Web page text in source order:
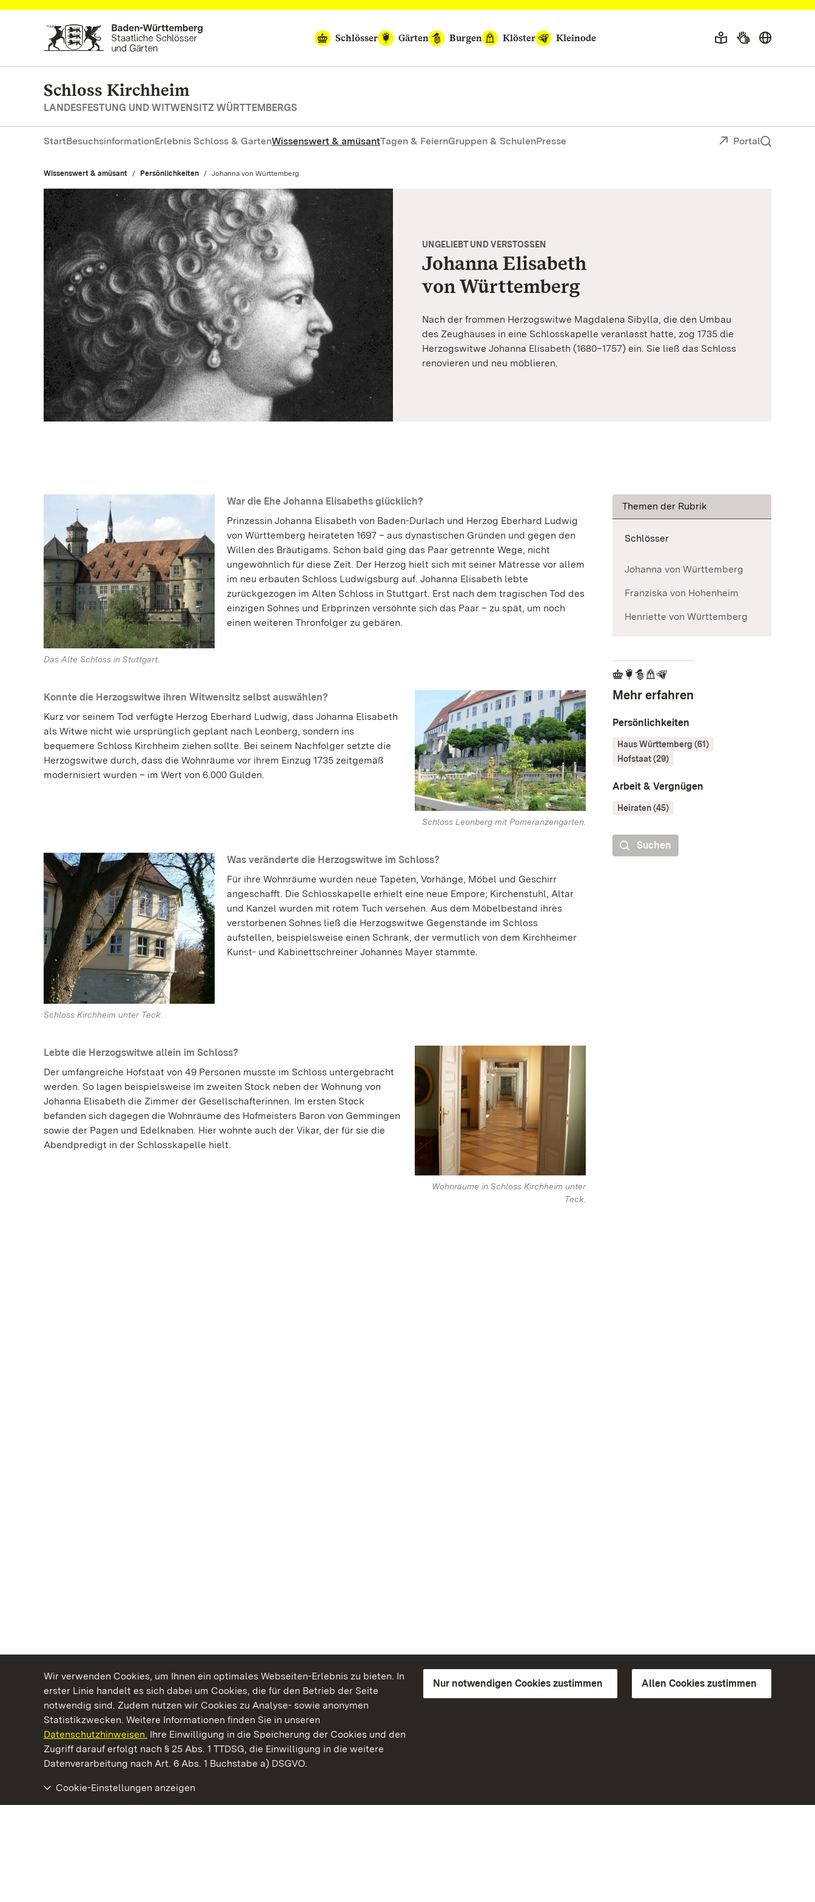
Wir verwenden Cookies, um Ihnen ein optimales Webseiten-Erlebnis zu bieten. In
erster Linie handelt es sich dabei um Cookies, die für den Betrieb der Seite
notwendig sind. Zudem nutzen wir Cookies zu Analyse- sowie anonymen
Statistikzwecken. Weitere Informationen finden Sie in unseren
Datenschutzhinweisen. Ihre Einwilligung in die Speicherung der Cookies und den
Zugriff darauf erfolgt nach § 25 Abs. 1 TTDSG, die Einwilligung in die weitere
Datenverarbeitung nach Art. 6 Abs. 1 Buchstabe a) DSGVO.
Nur notwendigen Cookies zustimmen Allen Cookies zustimmen
Cookie-Einstellungen anzeigen
Zum Hauptinhalt springen
Schlösser
Gärten Burgen Klöster Kleinode
Schloss Kirchheim
LANDESFESTUNG UND WITWENSITZ WÜRTTEMBERGS
StartBesuchsinformationErlebnis Schloss & GartenWissenswert & amüsantTagen & FeiernGruppen & SchulenPresse Portal
Wissenswert & amüsant Persönlichkeiten Aktuell:
Johanna von Württemberg
UNGELIEBT UND VERSTOSSEN
Johanna Elisabeth
von Württemberg
Nach der frommen Herzogswitwe Magdalena Sibylla, die den Umbau
des Zeughauses in eine Schlosskapelle veranlasst hatte, zog 1735 die
Herzogswitwe Johanna Elisabeth (1680–1757) ein. Sie ließ das Schloss
renovieren und neu möblieren.
Das Alte Schloss in Stuttgart.
War die Ehe Johanna Elisabeths glücklich?
Prinzessin Johanna Elisabeth von Baden-Durlach und Herzog Eberhard Ludwig
von Württemberg heirateten 1697 – aus dynastischen Gründen und gegen den
Willen des Bräutigams. Schon bald ging das Paar getrennte Wege, nicht
ungewöhnlich für diese Zeit. Der Herzog hielt sich mit seiner Mätresse vor allem
im neu erbauten Schloss Ludwigsburg auf. Johanna Elisabeth lebte
zurückgezogen im Alten Schloss in Stuttgart. Erst nach dem tragischen Tod des
einzigen Sohnes und Erbprinzen versöhnte sich das Paar – zu spät, um noch
einen weiteren Thronfolger zu gebären.
Schloss Leonberg mit Pomeranzengarten.
Konnte die Herzogswitwe ihren Witwensitz selbst auswählen?
Kurz vor seinem Tod verfügte Herzog Eberhard Ludwig, dass Johanna Elisabeth
als Witwe nicht wie ursprünglich geplant nach Leonberg, sondern ins
bequemere Schloss Kirchheim ziehen sollte. Bei seinem Nachfolger setzte die
Herzogswitwe durch, dass die Wohnräume vor ihrem Einzug 1735 zeitgemäß
modernisiert wurden – im Wert von 6.000 Gulden.
Schloss Kirchheim unter Teck.
Was veränderte die Herzogswitwe im Schloss?
Für ihre Wohnräume wurden neue Tapeten, Vorhänge, Möbel und Geschirr
angeschafft. Die Schlosskapelle erhielt eine neue Empore; Kirchenstuhl, Altar
und Kanzel wurden mit rotem Tuch versehen. Aus dem Möbelbestand ihres
verstorbenen Sohnes ließ die Herzogswitwe Gegenstände im Schloss
aufstellen, beispielsweise einen Schrank, der vermutlich von dem Kirchheimer
Kunst- und Kabinettschreiner Johannes Mayer stammte.
Wohnräume in Schloss Kirchheim unter
Teck.
Lebte die Herzogswitwe allein im Schloss?
Der umfangreiche Hofstaat von 49 Personen musste im Schloss untergebracht
werden. So lagen beispielsweise im zweiten Stock neben der Wohnung von
Johanna Elisabeth die Zimmer der Gesellschafterinnen. Im ersten Stock
befanden sich dagegen die Wohnräume des Hofmeisters Baron von Gemmingen
sowie der Pagen und Edelknaben. Hier wohnte auch der Vikar, der für sie die
Abendpredigt in der Schlosskapelle hielt.
Themen der Rubrik
Schlösser
Johanna von Württemberg
Franziska von Hohenheim
Henriette von Württemberg
Mehr erfahren
Persönlichkeiten
Haus Württemberg (61)
Hofstaat (29)
Arbeit & Vergnügen
Heiraten (45)
Suchen
Kommen. Staunen. Genießen.